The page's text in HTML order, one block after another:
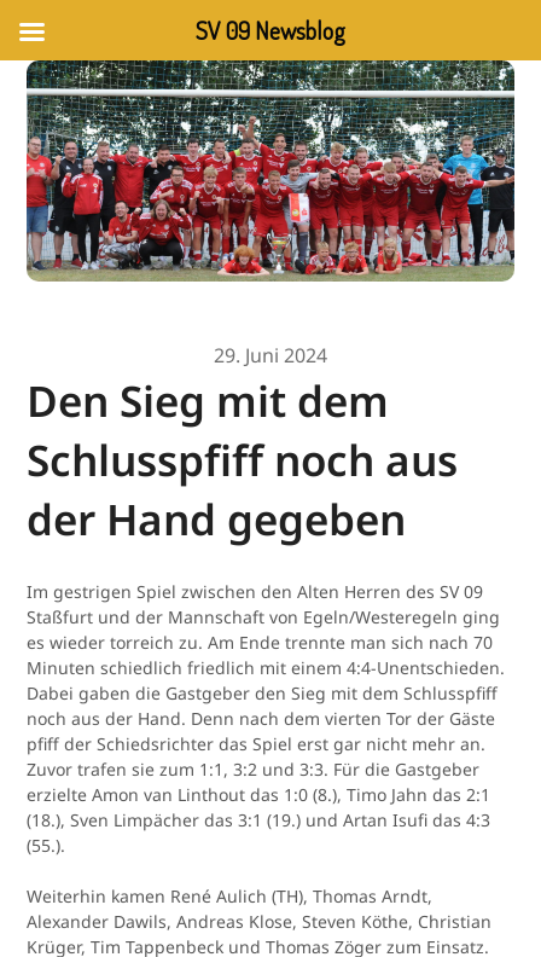
29. Juni 2024
Den Sieg mit dem
Schlusspfiff noch aus
der Hand gegeben
Im gestrigen Spiel zwischen den Alten Herren des SV 09
Staßfurt und der Mannschaft von Egeln/Westeregeln ging
es wieder torreich zu. Am Ende trennte man sich nach 70
Minuten schiedlich friedlich mit einem 4:4-Unentschieden.
Dabei gaben die Gastgeber den Sieg mit dem Schlusspfiff
noch aus der Hand. Denn nach dem vierten Tor der Gäste
pfiff der Schiedsrichter das Spiel erst gar nicht mehr an.
Zuvor trafen sie zum 1:1, 3:2 und 3:3. Für die Gastgeber
erzielte Amon van Linthout das 1:0 (8.), Timo Jahn das 2:1
(18.), Sven Limpächer das 3:1 (19.) und Artan Isufi das 4:3
(55.).
Weiterhin kamen René Aulich (TH), Thomas Arndt,
Alexander Dawils, Andreas Klose, Steven Köthe, Christian
Krüger, Tim Tappenbeck und Thomas Zöger zum Einsatz.
SV 09 Newsblog